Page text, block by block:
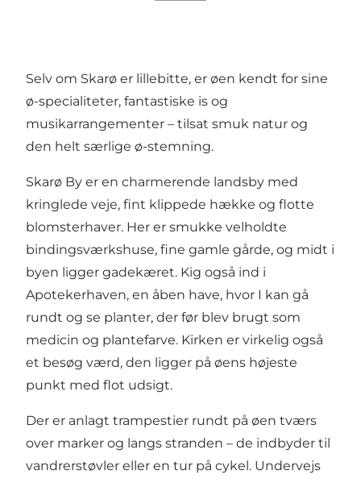
Selv om Skarø er lillebitte, er øen kendt for sine
ø-specialiteter, fantastiske is og
musikarrangementer – tilsat smuk natur og
den helt særlige ø-stemning.
Skarø By er en charmerende landsby med
kringlede veje, fint klippede hække og flotte
blomsterhaver. Her er smukke velholdte
bindingsværkshuse, fine gamle gårde, og midt i
byen ligger gadekæret. Kig også ind i
Apotekerhaven, en åben have, hvor I kan gå
rundt og se planter, der før blev brugt som
medicin og plantefarve. Kirken er virkelig også
et besøg værd, den ligger på øens højeste
punkt med flot udsigt.
Der er anlagt trampestier rundt på øen tværs
over marker og langs stranden – de indbyder til
vandrerstøvler eller en tur på cykel. Undervejs